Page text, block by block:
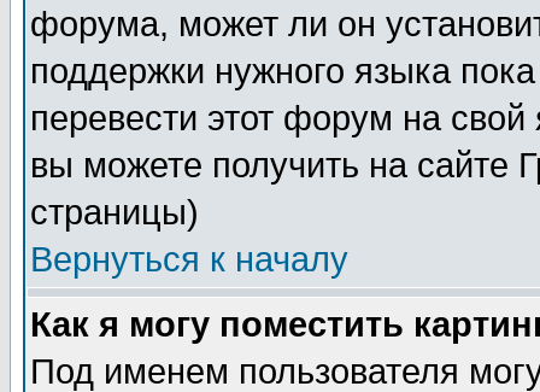
форума, может ли он
поддержки нужного языка
перевести этот форум на
вы можете получить на сайте
страницы)
Вернуться к началу
Как я могу поместить
Под именем пользователя